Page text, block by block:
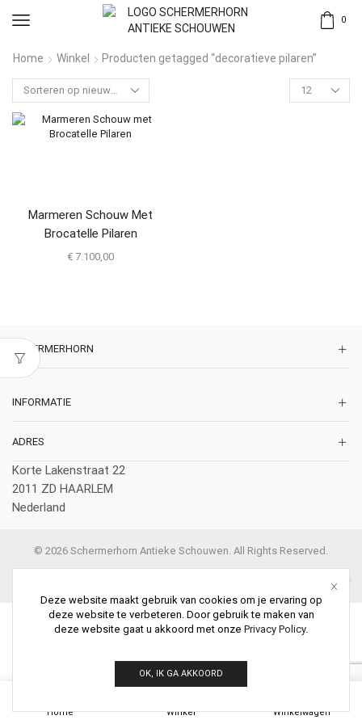
0
Home Winkel Producten getagged “decoratieve pilaren”
Marmeren Schouw Met
Brocatelle Pilaren
€ 7.100,00
SCHERMERHORN
INFORMATIE
ADRES
Korte Lakenstraat 22
2011 ZD HAARLEM
Nederland
© 2026 Schermerhorn Antieke Schouwen. All Rights Reserved.
Home Winkel Winkelwagen
Deze website maakt gebruik van cookies om je ervaring op
deze website te verbeteren. Door gebruik te maken van
deze website gaat u akkoord met onze Privacy Policy.
OK, IK GA AKKOORD